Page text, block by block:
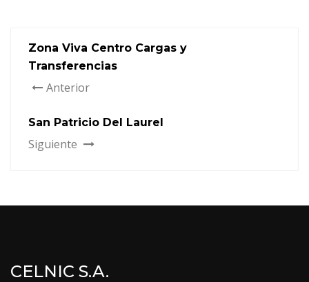
Zona Viva Centro Cargas y
Transferencias
Anterior
San Patricio Del Laurel
Siguiente
CELNIC S.A.